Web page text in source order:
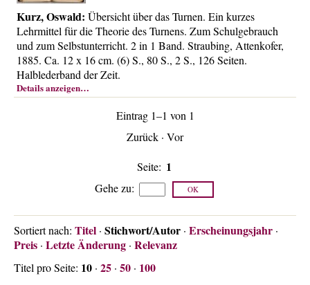
…der letzten Wochen
…der letzten Tage
Suchergebnisse
Ankauf
Warenkorb
Widerrufsrecht
Datenschutz
Kurz, Oswald: Übersicht über das Turnen. Ein kurzes
Lehrmittel für die Theorie des Turnens. Zum Schulgebrauch
und zum Selbstunterricht. 2 in 1 Band. Straubing, Attenkofer,
1885. Ca. 12 x 16 cm. (6) S., 80 S., 2 S., 126 Seiten.
Halblederband der Zeit.
Details anzeigen…
Eintrag 1–1 von 1
Zurück · Vor
Seite: 1
Gehe zu:
Sortiert nach: Titel · Stichwort/Autor · Erscheinungsjahr ·
Preis · Letzte Änderung · Relevanz
Titel pro Seite: 10 · 25 · 50 · 100